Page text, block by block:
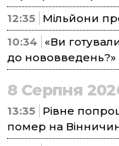
12:35 Мільйони
10:34
«Ви
до нововведень?»
8 Серпня
13:35 Рівне
помер на